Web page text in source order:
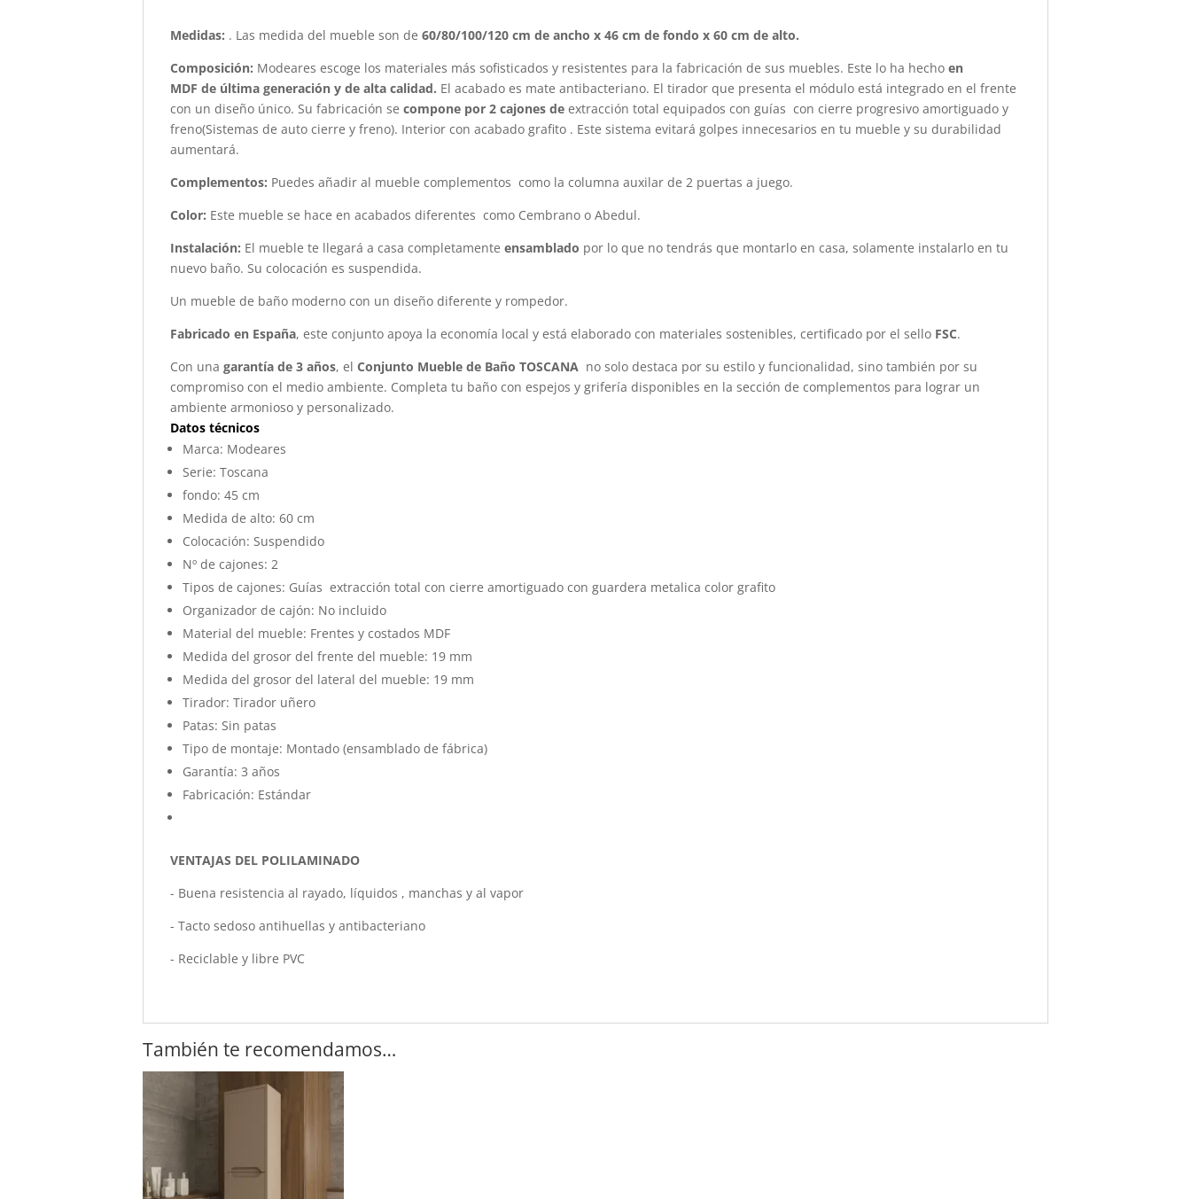
Medidas: . Las medida del mueble son de60/80/100/120 cm de ancho x 46 cm de fondo x 60 cm de alto.
Composición: Modeares escoge los materiales más sofisticados y resistentes para la fabricación de sus muebles. Este lo ha hecho en
MDF de última generación y de alta calidad. El acabado es mate antibacteriano. El tirador que presenta el módulo está integrado en el frente
con un diseño único. Su fabricación secompone por 2 cajones deextracción total equipados con guías con cierre progresivo amortiguado y
freno(Sistemas de auto cierre y freno). Interior con acabado grafito . Este sistema evitará golpes innecesarios en tu mueble y su durabilidad
aumentará.
Complementos: Puedes añadir al mueble complementos como la columna auxilar de 2 puertas a juego.
Color: Este mueble se hace en acabados diferentes como Cembrano o Abedul.
Instalación: El mueble te llegará a casa completamenteensamblado por lo que no tendrás que montarlo en casa, solamente instalarlo en tu
nuevo baño. Su colocación es suspendida.
Un mueble de baño moderno con un diseño diferente y rompedor.
Fabricado en España, este conjunto apoya la economía local y está elaborado con materiales sostenibles, certificado por el sello FSC.
Con unagarantía de 3 años, elConjunto Mueble de Baño TOSCANA no solo destaca por su estilo y funcionalidad, sino también por su
compromiso con el medio ambiente. Completa tu baño con espejos y grifería disponibles en la sección de complementos para lograr un
ambiente armonioso y personalizado.
Datos técnicos
Marca: Modeares
Serie: Toscana
fondo: 45 cm
Medida de alto: 60 cm
Colocación: Suspendido
Nº de cajones: 2
Tipos de cajones: Guías extracción total con cierre amortiguado con guardera metalica color grafito
Organizador de cajón: No incluido
Material del mueble: Frentes y costados MDF
Medida del grosor del frente del mueble: 19 mm
Medida del grosor del lateral del mueble: 19 mm
Tirador: Tirador uñero
Patas: Sin patas
Tipo de montaje: Montado (ensamblado de fábrica)
Garantía: 3 años
Fabricación: Estándar
VENTAJAS DEL POLILAMINADO
- Buena resistencia al rayado, líquidos , manchas y al vapor
- Tacto sedoso antihuellas y antibacteriano
- Reciclable y libre PVC
También te recomendamos…